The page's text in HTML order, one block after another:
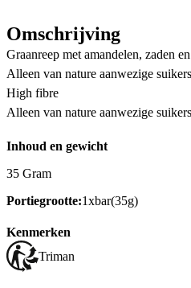
Omschrijving
Graanreep met amandelen, zaden
Alleen van nature aanwezige
High fibre
Alleen van nature aanwezige
Inhoud en gewicht
35 Gram
Portiegrootte:1xbar(35g)
Kenmerken
Triman